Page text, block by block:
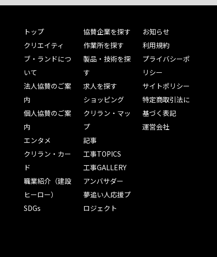
トップ
クリエイティ
ブ・ランドにつ
いて
法人協賛のご案
内
個人協賛のご案
内
エンタメ
クリラン・カー
ド
職業紹介（建設
ヒーロー）
SDGs
協賛企業を探す
作業所を探す
製品・技術を探
す
求人を探す
ショッピング
クリラン・マッ
プ
記事
工事TOPICS
工事GALLERY
アンバサダー
夢追い人応援プ
ロジェクト
お知らせ
利用規約
プライバシーポ
リシー
サイトポリシー
特定商取引法に
基づく表記
運営会社